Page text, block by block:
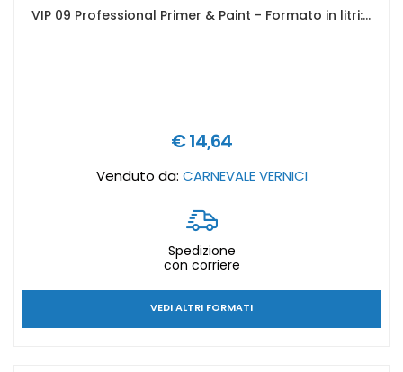
VIP 09 Professional Primer & Paint - Formato in litri: 0,75 lt
€ 14,64
Venduto da: CARNEVALE VERNICI
Spedizione
con corriere
VEDI ALTRI FORMATI